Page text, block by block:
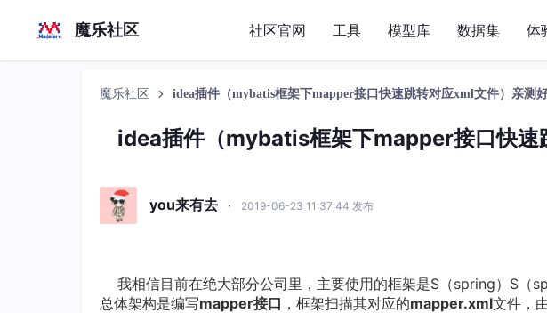
魔乐社区 社区官网 工具 模型库 数据集 体
魔乐社区 idea插件（mybatis框架下mapper接口快速跳转对应xml文件）亲测
idea插件（mybatis框架下mapper接口快速
you来有去 · 2019-06-23 11:37:44 发布
我相信目前在绝大部分公司里，主要使用的框架是S（spring）S（
总体架构是编写mapper接口 ，框架扫描其对应的mapper.xml文件，